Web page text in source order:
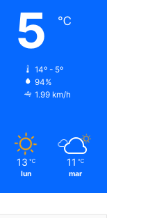
5 ℃
14º - 5º
94%
1.99 km/h
13 ℃
lun
11 ℃
mar